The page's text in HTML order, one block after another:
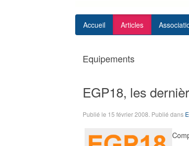
Accueil Articles
Equipements
EGP18, les
Publié le 15 février 2008 . Publié dans